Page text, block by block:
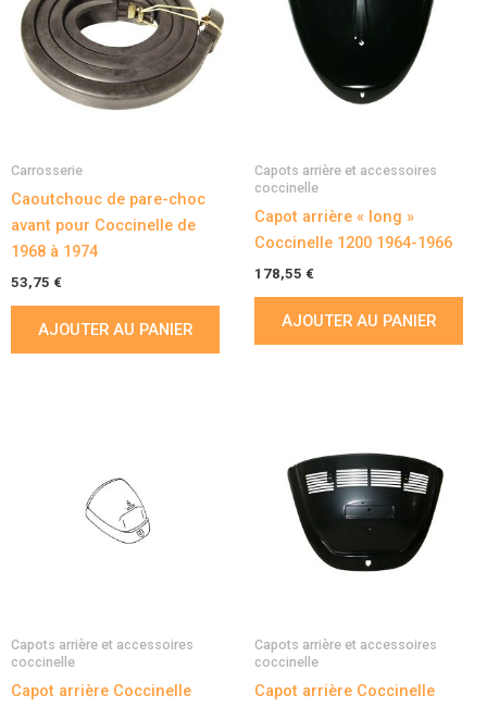
Carrosserie
Caoutchouc de pare-choc
avant pour Coccinelle de
1968 à 1974
53,75 €
AJOUTER AU PANIER
Capots arrière et accessoires
coccinelle
Capot arrière « long »
Coccinelle 1200 1964-1966
178,55 €
AJOUTER AU PANIER
Capots arrière et accessoires
coccinelle
Capot arrière Coccinelle
Capots arrière et accessoires
coccinelle
Capot arrière Coccinelle